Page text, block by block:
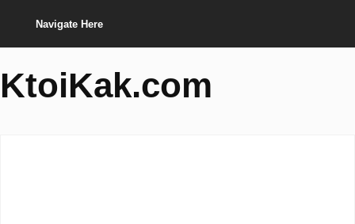
Navigate Here
KtoiKak.com